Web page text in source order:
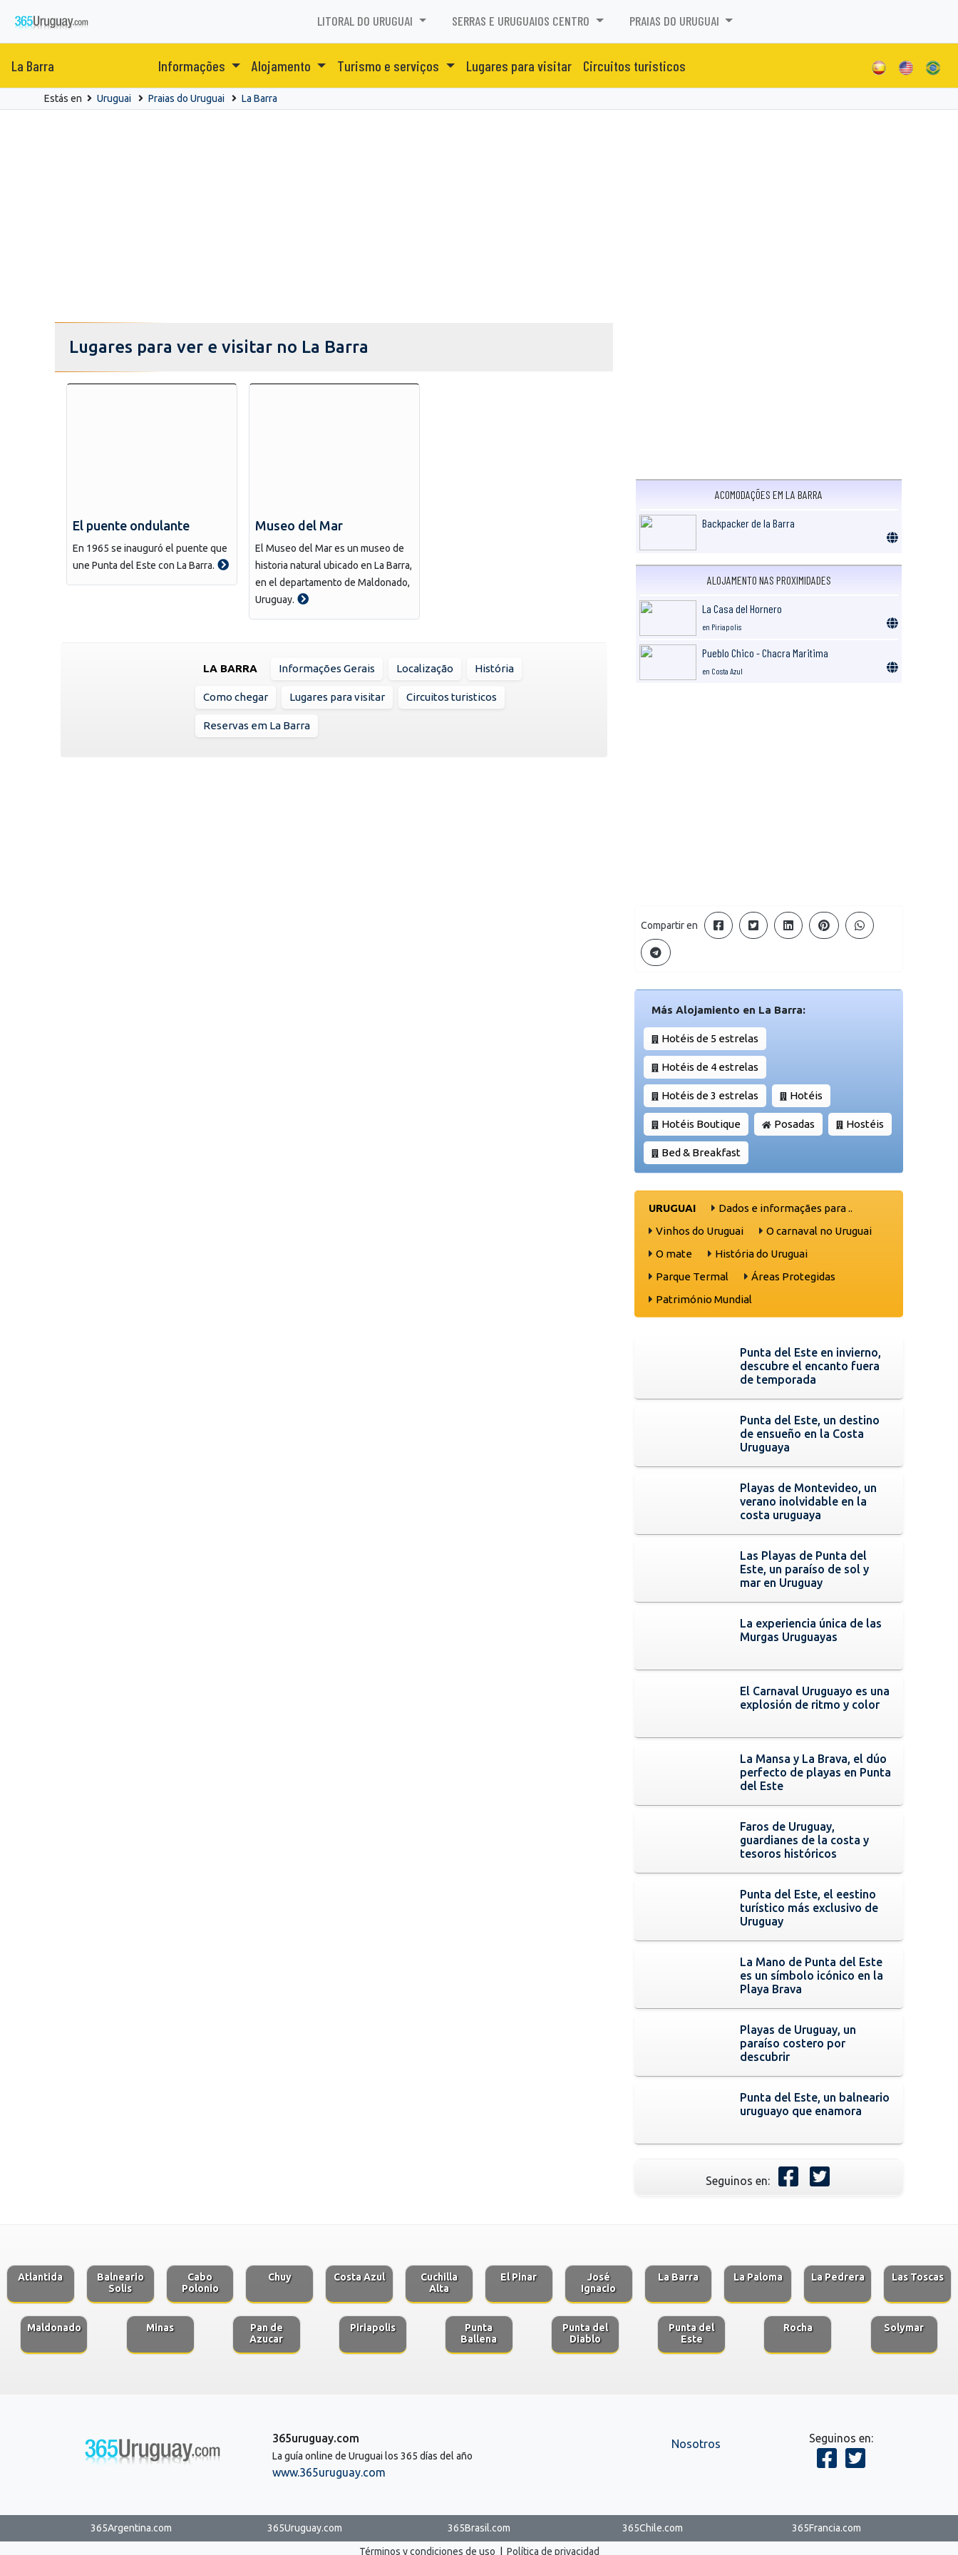
LITORAL DO URUGUAI SERRAS E URUGUAIOS CENTRO PRAIAS DO URUGUAI
La Barra Informações Alojamento Turismo e serviços Lugares para visitar Circuitos turisticos
Estás en Uruguai Praias do Uruguai La Barra
Lugares para ver e visitar no La Barra
El puente ondulante
En 1965 se inauguró el puente que
une Punta del Este con La Barra.
Museo del Mar
El Museo del Mar es un museo de
historia natural ubicado en La Barra,
en el departamento de Maldonado,
Uruguay.
LA BARRA Informações Gerais Localização História
Como chegar Lugares para visitar Circuitos turisticos
Reservas em La Barra
ACOMODAÇÕES EM LA BARRA
Backpacker de la Barra
ALOJAMENTO NAS PROXIMIDADES
La Casa del Hornero
en Piriapolis
Pueblo Chico - Chacra Maritima
en Costa Azul
Compartir en
Más Alojamiento en La Barra:
Hotéis de 5 estrelas
Hotéis de 4 estrelas
Hotéis de 3 estrelas Hotéis
Hotéis Boutique Posadas Hostéis
Bed & Breakfast
URUGUAI
Dados e informaçães para ..
Vinhos do Uruguai
O carnaval no Uruguai
O mate
História do Uruguai
Parque Termal
Áreas Protegidas
Património Mundial
Punta del Este en invierno,
descubre el encanto fuera
de temporada
Punta del Este, un destino
de ensueño en la Costa
Uruguaya
Playas de Montevideo, un
verano inolvidable en la
costa uruguaya
Las Playas de Punta del
Este, un paraíso de sol y
mar en Uruguay
La experiencia única de las
Murgas Uruguayas
El Carnaval Uruguayo es una
explosión de ritmo y color
La Mansa y La Brava, el dúo
perfecto de playas en Punta
del Este
Faros de Uruguay,
guardianes de la costa y
tesoros históricos
Punta del Este, el eestino
turístico más exclusivo de
Uruguay
La Mano de Punta del Este
es un símbolo icónico en la
Playa Brava
Playas de Uruguay, un
paraíso costero por
descubrir
Punta del Este, un balneario
uruguayo que enamora
Seguinos en:
Atlantida
Balneario
Solis
Cabo
Polonio
Chuy Costa Azul
Cuchilla
Alta
El Pinar
José
Ignacio
La Barra La Paloma La Pedrera Las Toscas
Maldonado Minas
Pan de
Azucar
Piriapolis
Punta
Ballena
Punta del
Diablo
Punta del
Este
Rocha Solymar
365uruguay.com
La guía online de Uruguai los 365 días del año
www.365uruguay.com
Nosotros Seguinos en:
365Argentina.com 365Uruguay.com 365Brasil.com 365Chile.com 365Francia.com
Términos y condiciones de uso Política de privacidad